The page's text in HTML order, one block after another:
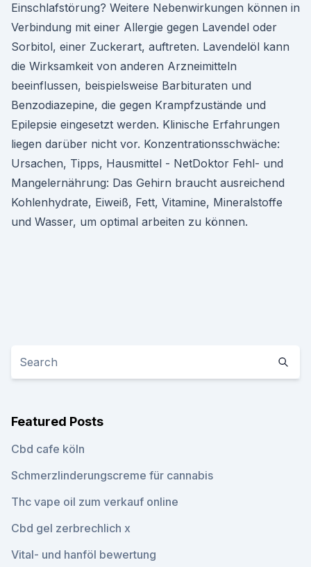
Einschlafstörung? Weitere Nebenwirkungen können in
Verbindung mit einer Allergie gegen Lavendel oder
Sorbitol, einer Zuckerart, auftreten. Lavendelöl kann
die Wirksamkeit von anderen Arzneimitteln
beeinflussen, beispielsweise Barbituraten und
Benzodiazepine, die gegen Krampfzustände und
Epilepsie eingesetzt werden. Klinische Erfahrungen
liegen darüber nicht vor. Konzentrationsschwäche:
Ursachen, Tipps, Hausmittel - NetDoktor Fehl- und
Mangelernährung: Das Gehirn braucht ausreichend
Kohlenhydrate, Eiweiß, Fett, Vitamine, Mineralstoffe
und Wasser, um optimal arbeiten zu können.
Featured Posts
Cbd cafe köln
Schmerzlinderungscreme für cannabis
Thc vape oil zum verkauf online
Cbd gel zerbrechlich x
Vital- und hanföl bewertung